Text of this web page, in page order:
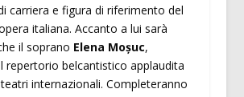
carriera e figura di riferimento del
italiana. Accanto a lui sarà
il soprano Elena Moșuc,
repertorio belcantistico applaudita
internazionali. Completeranno